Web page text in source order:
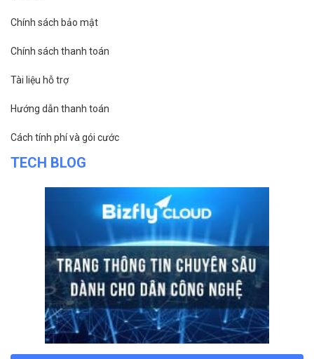
Chính sách bảo mật
Chính sách thanh toán
Tài liệu hỗ trợ
Hướng dẫn thanh toán
Cách tính phí và gói cước
TECH BLOG